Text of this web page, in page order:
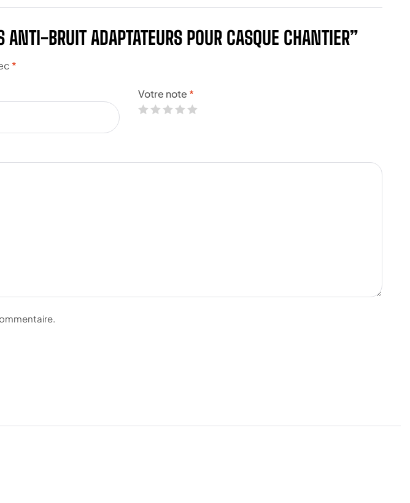
BRUIT ADAPTATEURS POUR CASQUE CHANTIER”
*
Votre note *